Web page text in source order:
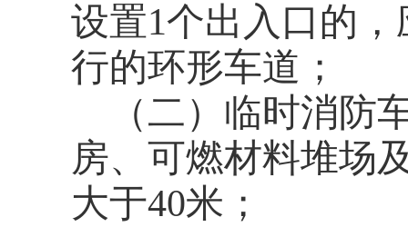
设置1个出入口的
行的环形车道；
（二）临时消防
房、可燃材料堆场
大于40米；